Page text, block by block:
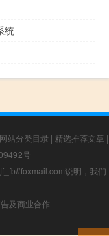
统
网站分类目录 | 精选推荐文章 |
号
说明，我们
及商业合作